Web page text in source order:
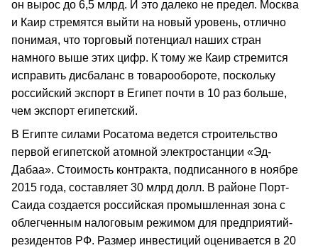
он вырос до 6,5 млрд. И это далеко не предел. Москва
и Каир стремятся выйти на новый уровень, отлично
понимая, что торговый потенциал наших стран
намного выше этих цифр. К тому же Каир стремится
исправить дисбаланс в товарообороте, поскольку
российский экспорт в Египет почти в 10 раз больше,
чем экспорт египетский.
В Египте силами Росатома ведется строительство
первой египетской атомной электростанции «Эд-
Дабаа». Стоимость контракта, подписанного в ноябре
2015 года, составляет 30 млрд долл. В районе Порт-
Саида создается российская промышленная зона с
облегченным налоговым режимом для предприятий-
резидентов РФ. Размер инвестиций оценивается в 20